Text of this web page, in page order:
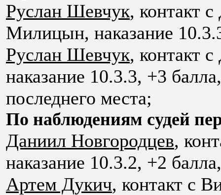
Руслан Шевчук, контакт
Милицын, наказание
Руслан Шевчук, контакт
наказание 10.3.3, +3
последнего места;
По наблюдениям судей
Даниил Новгородцев,
наказание 10.3.2, +2
Артем Дукич, контакт с